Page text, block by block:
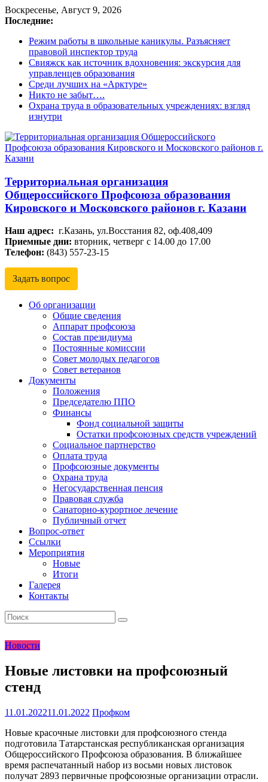
Воскресенье, Август 9, 2026
Последние:
Режим работы в школьные каникулы. Разъясняет
правовой инспектор труда
Свияжск как источник вдохновения: экскурсия для
управленцев образования
Среди лучших на «Арктуре»
Никто не забыт….
Охрана труда в образовательных учреждениях: взгляд
изнутри
Территориальная организация
Общероссийского Профсоюза образования
Кировского и Московского районов г. Казани
Наш адрес: г.Казань, ул.Восстания 82, оф.408,409
Приемные дни: вторник, четверг с 14.00 до 17.00
Телефон: (843) 557-23-15
Задать вопрос
Об организации
Общие сведения
Аппарат профсоюза
Состав президиума
Постоянные комиссии
Совет молодых педагогов
Совет ветеранов
Документы
Положения
Председателю ППО
Финансы
Фонд социальной защиты
Остатки профсоюзных средств учреждений
Социальное партнерство
Оплата труда
Профсоюзные документы
Охрана труда
Негосударственная пенсия
Правовая служба
Санаторно-курортное лечение
Публичный отчет
Вопрос-ответ
Ссылки
Мероприятия
Новые
Итоги
Галерея
Контакты
Новости
Новые листовки на профсоюзный
стенд
11.01.202211.01.2022 Профком
Новые красочные листовки для профсоюзного стенда
подготовила Татарстанская республиканская организация
Общероссийского Профсоюза образования. В ближайшее
время распечатанный набор из восьми новых листовок
получат 2893 первичные профсоюзные организации отрасли.